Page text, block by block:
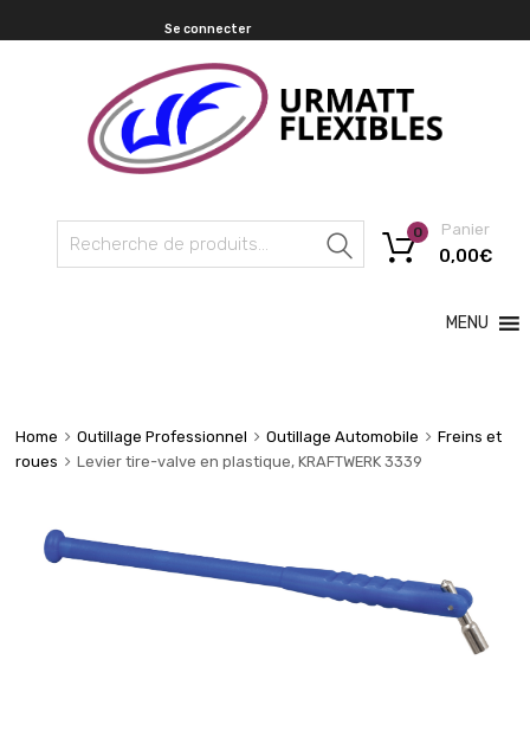
Se connecter
Recherche
Panier
0,00€
0
MENU
Home Outillage Professionnel Outillage Automobile
Freins et
roues
Levier tire-valve en plastique, KRAFTWERK 3339